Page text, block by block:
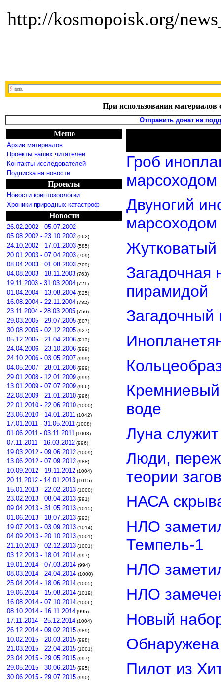
http://kosmopoisk.org/
При использовании материалов
Отправить донат на
Меню
Архив материалов
Проекты наших читателей
Контакты исследователей
Подписка на новости
Проекты
Новости криптозоологии
Хроники природных катастроф
Новости
26.02.2002 - 05.07.2002
05.08.2002 - 23.10.2002 (562)
24.10.2002 - 17.01.2003 (585)
20.01.2003 - 07.04.2003 (709)
08.04.2003 - 01.08.2003 (709)
04.08.2003 - 18.11.2003 (763)
19.11.2003 - 31.03.2004 (721)
01.04.2004 - 13.08.2004 (825)
16.08.2004 - 22.11.2004 (782)
23.11.2004 - 28.03.2005 (756)
29.03.2005 - 29.07.2005 (807)
30.08.2005 - 02.12.2005 (927)
05.12.2005 - 21.04.2006 (912)
24.04.2006 - 23.10.2006 (999)
24.10.2006 - 03.05.2007 (999)
04.05.2007 - 28.01.2008 (999)
29.01.2008 - 12.01.2009 (999)
13.01.2009 - 07.07.2009 (966)
22.08.2009 - 21.01.2010 (996)
22.01.2010 - 22.06.2010 (1000)
23.06.2010 - 14.01.2011 (1042)
17.01.2011 - 31.05.2011 (1008)
01.06.2011 - 03.11.2011 (1003)
07.11.2011 - 16.03.2012 (996)
19.03.2012 - 09.06.2012 (1009)
13.06.2012 - 07.09.2012 (988)
10.09.2012 - 19.11.2012 (1004)
20.11.2012 - 14.01.2013 (1015)
15.01.2013 - 22.02.2013 (1000)
23.02.2013 - 08.04.2013 (991)
09.04.2013 - 31.05.2013 (1015)
01.06.2013 - 18.07.2013 (992)
19.07.2013 - 03.09.2013 (1014)
04.09.2013 - 20.10.2013 (1001)
21.10.2013 - 02.12.2013 (1001)
03.12.2013 - 18.01.2014 (997)
19.01.2014 - 07.03.2014 (994)
08.03.2014 - 24.04.2014 (1000)
25.04.2014 - 18.06.2014 (1005)
19.06.2014 - 15.08.2014 (1019)
16.08.2014 - 07.10.2014 (1006)
08.10.2014 - 16.11.2014 (995)
17.11.2014 - 25.12.2014 (1004)
26.12.2014 - 09.02.2015 (989)
10.02.2015 - 20.03.2015 (998)
21.03.2015 - 22.04.2015 (1001)
23.04.2015 - 29.05.2015 (997)
29.05.2015 - 30.06.2015 (995)
30.06.2015 - 29.07.2015 (990)
Гроб
марсоходом
Двуногий
марсоходом
Загадочная
пирамидой
воде
Луна
Люди,
теории
НАСА
НЛО
Темпель-1
НЛО
НЛО
Новый
Обнаружена
Пилот из